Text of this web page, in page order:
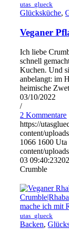
utas_glueck
Glücksküche,
Veganer
Ich liebe
schnell
Kuchen. Und
anbelangt: im
heimische
03/10/2022
/
2 Kommentare
https://
content/
1066 1600 Uta
content/
03 09:40:23
Crumble
utas_glueck
Backen,